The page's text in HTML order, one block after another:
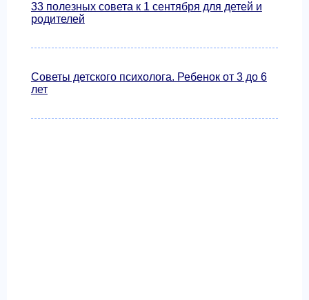
33 полезных совета к 1 сентября для детей и
родителей
Советы детского психолога. Ребенок от 3 до 6
лет